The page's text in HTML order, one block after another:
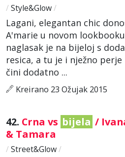
/ Style&Glow/
Lagani, elegantan chic
A'marie u novom
naglasak je na bijeloj s
resica, a tu je i nježno
čini dodatno ...
Kreirano 23 Ožujak 2015
42. Crna vs bijela /
& Tamara
/ Street&Glow/